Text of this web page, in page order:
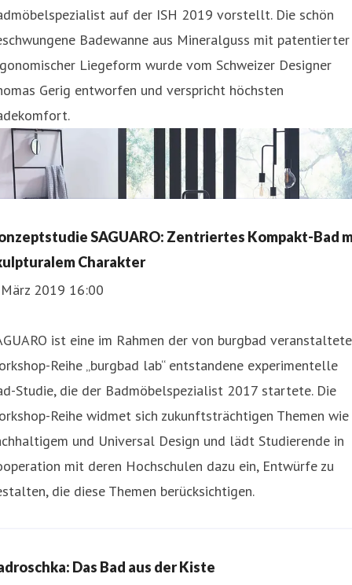
auf der ISH 2019 vorstellt. Die schön
Badewanne aus Mineralguss mit patentierter
Liegeform wurde vom Schweizer Designer
Gerig entworfen und verspricht höchsten
SAGUARO: Zentriertes Kompakt-Bad
Charakter
2019 16:00
ist eine im Rahmen der von burgbad
Reihe „burgbad lab“ entstandene experimentelle
Studie, die der Badmöbelspezialist 2017 startete. Die
Reihe widmet sich zukunftsträchtigen Themen wie
und Universal Design und lädt Studierende in
mit deren Hochschulen dazu ein, Entwürfe zu
die diese Themen berücksichtigen.
Das Bad aus der Kiste